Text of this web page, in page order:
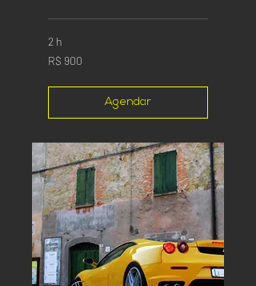
2 h
900
Reais
R$ 900
Agendar